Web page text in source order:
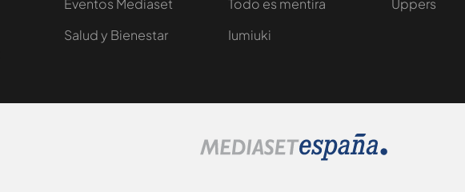
Eventos Mediaset
Salud y Bienestar
Todo es mentira
Iumiuki
Uppers